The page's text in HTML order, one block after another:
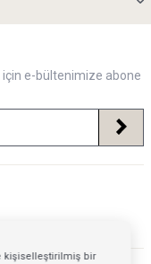
e-bültenimize abone
kişiselleştirilmiş bir